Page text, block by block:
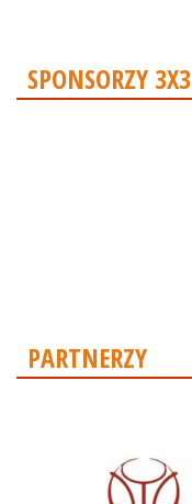
SPONSORZY 3X3
PARTNERZY